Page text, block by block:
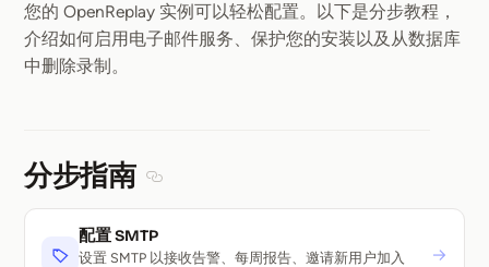
管理
您的 OpenReplay 实例可以轻松配置。以下是分步教程，
介绍如何启用电子邮件服务、保护您的安装以及从数据库
中删除录制。
分步指南
配置 SMTP
设置 SMTP 以接收告警、每周报告、邀请新用户加入
→